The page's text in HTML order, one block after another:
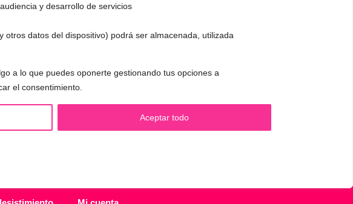
y desarrollo de servicios
datos del dispositivo) podrá ser almacenada, utilizada
a lo que puedes oponerte gestionando tus opciones a
el consentimiento.
Aceptar todo
de la voz
del acento
Glotoplastia
Pide tu CITA ONLINE